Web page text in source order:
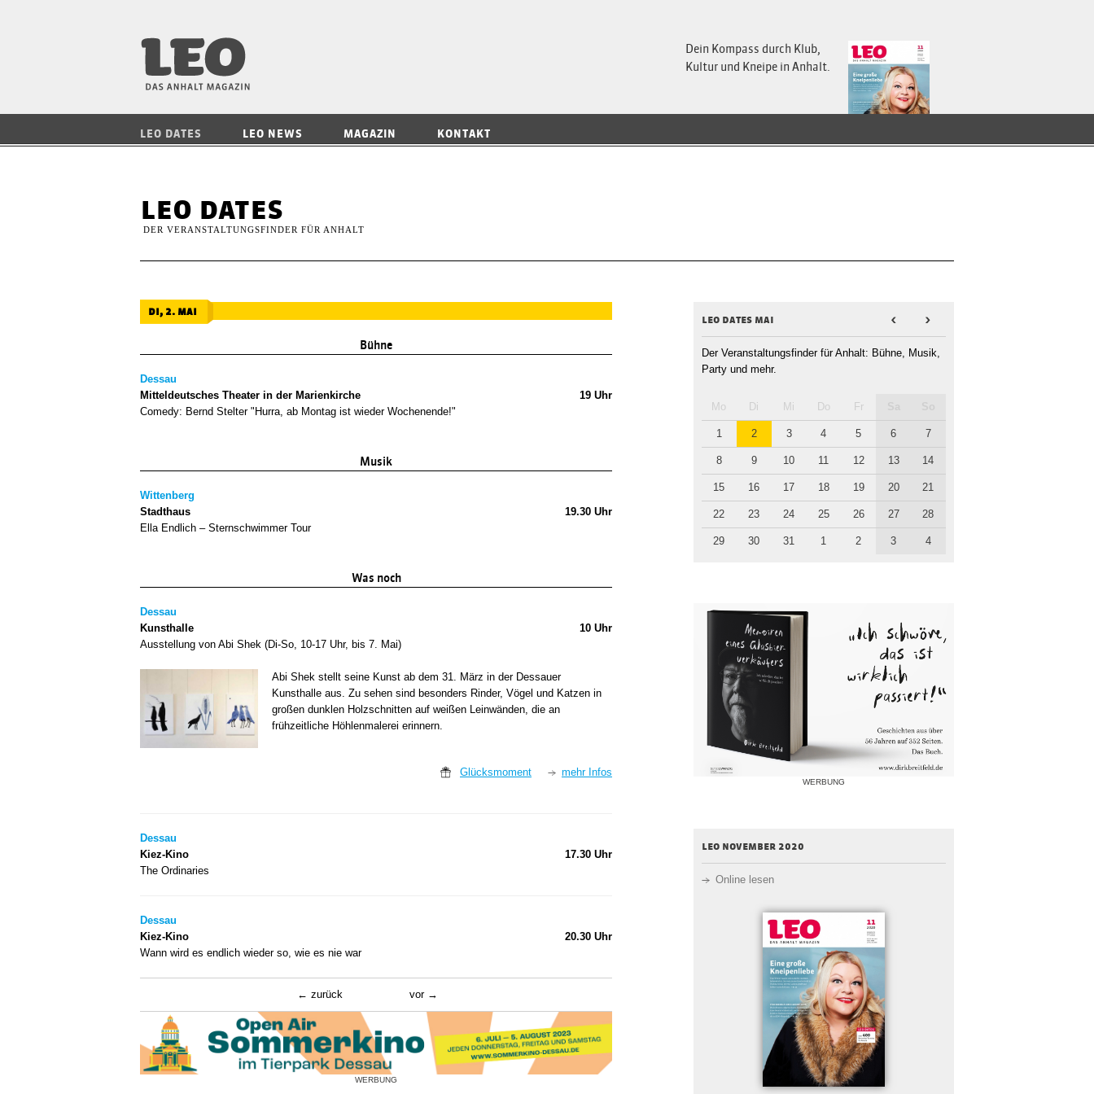
Dein Kompass durch Klub,
Kultur und Kneipe in Anhalt.
LEO DATES LEO NEWS MAGAZIN KONTAKT
leo dates
DER VERANSTALTUNGSFINDER FÜR ANHALT
di, 2. mai
Bühne
Dessau
19 Uhr
Mitteldeutsches Theater in der Marienkirche
Comedy: Bernd Stelter "Hurra, ab Montag ist wieder Wochenende!"
Musik
Wittenberg
19.30 Uhr
Stadthaus
Ella Endlich – Sternschwimmer Tour
Was noch
Dessau
10 Uhr
Kunsthalle
Ausstellung von Abi Shek (Di-So, 10-17 Uhr, bis 7. Mai)
Abi Shek stellt seine Kunst ab dem 31. März in der Dessauer
Kunsthalle aus. Zu sehen sind besonders Rinder, Vögel und Katzen in
großen dunklen Holzschnitten auf weißen Leinwänden, die an
frühzeitliche Höhlenmalerei erinnern.
Glücksmoment mehr Infos
Dessau
17.30 Uhr
Kiez-Kino
The Ordinaries
Dessau
20.30 Uhr
Kiez-Kino
Wann wird es endlich wieder so, wie es nie war
zurück vor
WERBUNG
leo dates mai < >
Der Veranstaltungsfinder für Anhalt: Bühne, Musik,
Party und mehr.
Mo Di Mi Do Fr
1 2 3 4 5 6 7
8 9 10 11 12 13 14
15 16 17 18 19 20 21
22 23 24 25 26 27 28
29 30 31 1 2 3 4
WERBUNG
leo november 2020
Online lesen